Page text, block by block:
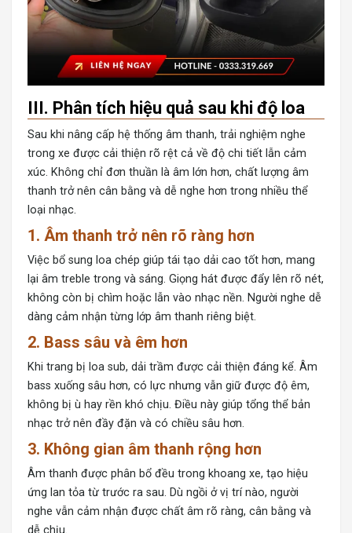
III. Phân tích hiệu quả sau khi độ loa
Sau khi nâng cấp hệ thống âm thanh, trải nghiệm nghe
trong xe được cải thiện rõ rệt cả về độ chi tiết lẫn cảm
xúc. Không chỉ đơn thuần là âm lớn hơn, chất lượng âm
thanh trở nên cân bằng và dễ nghe hơn trong nhiều thể
loại nhạc.
1. Âm thanh trở nên rõ ràng hơn
Việc bổ sung loa chép giúp tái tạo dải cao tốt hơn, mang
lại âm treble trong và sáng. Giọng hát được đẩy lên rõ nét,
không còn bị chìm hoặc lẫn vào nhạc nền. Người nghe dễ
dàng cảm nhận từng lớp âm thanh riêng biệt.
2. Bass sâu và êm hơn
Khi trang bị loa sub, dải trầm được cải thiện đáng kể. Âm
bass xuống sâu hơn, có lực nhưng vẫn giữ được độ êm,
không bị ù hay rền khó chịu. Điều này giúp tổng thể bản
nhạc trở nên đầy đặn và có chiều sâu hơn.
3. Không gian âm thanh rộng hơn
Âm thanh được phân bổ đều trong khoang xe, tạo hiệu
ứng lan tỏa từ trước ra sau. Dù ngồi ở vị trí nào, người
nghe vẫn cảm nhận được chất âm rõ ràng, cân bằng và